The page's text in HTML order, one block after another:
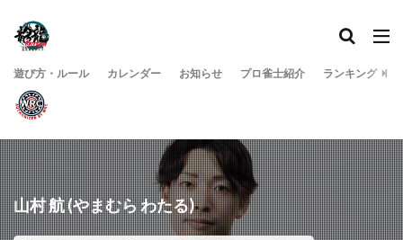
遊び方・ルール カレンダー お知らせ プロ雀士紹介 ランキング
山村 航 (やまむら わたる)